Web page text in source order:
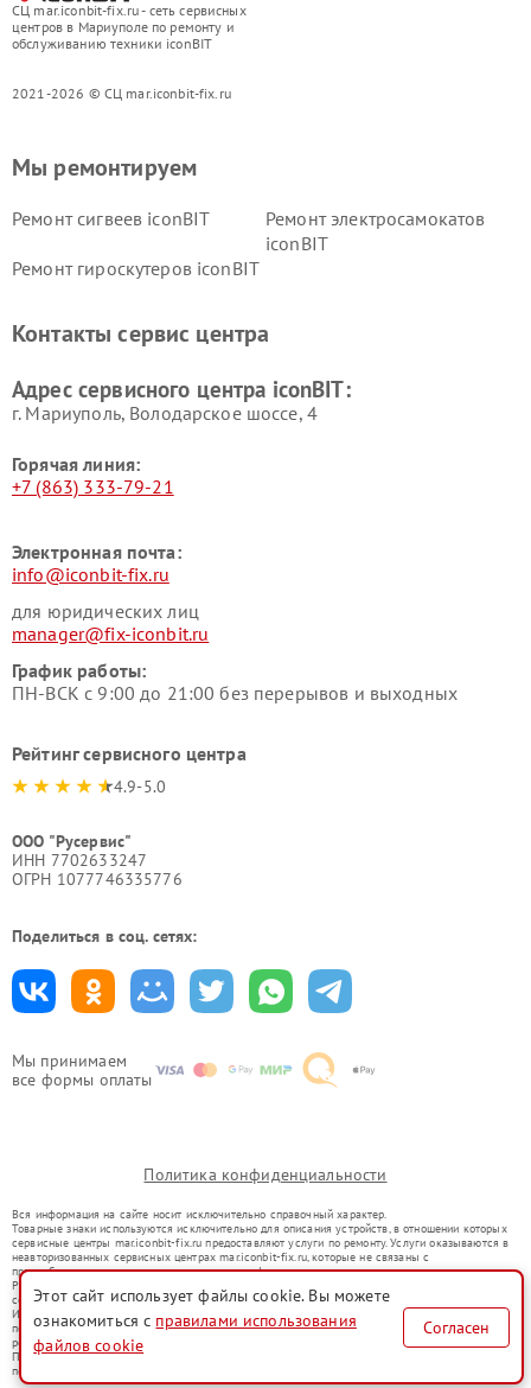
СЦ mar.iconbit-fix.ru - сеть сервисных
центров в Мариуполе по ремонту и
обслуживанию техники iconBIT
2021-2026 © СЦ mar.iconbit-fix.ru
Мы принимаем
все формы оплаты
Мы ремонтируем
Ремонт сигвеев iconBIT
Ремонт электросамокатов
iconBIT
Ремонт гироскутеров iconBIT
Контакты сервис центра
Адрес сервисного центра iconBIT:
г. Мариуполь, Володарское шоссе, 4
Горячая линия:
+7 (863) 333-79-21
Электронная почта:
info@iconbit-fix.ru
для юридических лиц
manager@fix-iconbit.ru
График работы:
ПН-ВСК с 9:00 до 21:00 без перерывов и выходных
Рейтинг сервисного центра
4.9-5.0
ООО "Русервис"
ИНН 7702633247
ОГРН 1077746335776
Поделиться в соц. сетях:
Политика конфиденциальности
Вся информация на сайте носит исключительно справочный характер.
Товарные знаки используются исключительно для описания устройств, в отношении которых
сервисные центры mar.iconbit-fix.ru предоставляют услуги по ремонту. Услуги оказываются в
неавторизованных сервисных центрах mar.iconbit-fix.ru, которые не связаны с
правообладателями товарных знаков или их официальными представителями.
Ремонт осуществляется для устройств, уже введенных в гражданский оборот в соответствии
со статьей 1487 ГК РФ.
Использование товарных знаков не преследует цели индивидуализации услуг или введения
потребителей в заблуждение, а служит для информирования о предоставляемых услугах по
ремонту техники указанных брендов.
Представленная на сайте информация не является публичной офертой, определяемой
положениями Статьи 437(2) Гражданского кодекса РФ
Этот сайт использует файлы cookie. Вы можете
ознакомиться с правилами использования
файлов cookie
Согласен